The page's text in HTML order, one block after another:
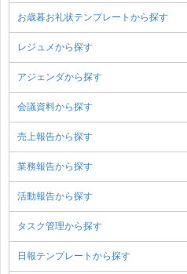
お歳暮お礼状テンプレートから探す
レジュメから探す
アジェンダから探す
会議資料から探す
売上報告から探す
業務報告から探す
活動報告から探す
タスク管理から探す
日報テンプレートから探す